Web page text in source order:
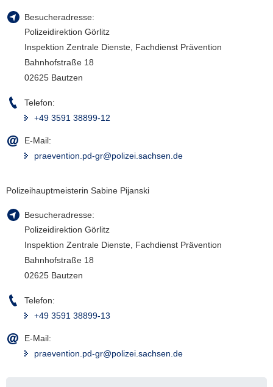
Besucheradresse:
Polizeidirektion Görlitz
Inspektion Zentrale Dienste, Fachdienst Prävention
Bahnhofstraße 18
02625 Bautzen
Telefon:
+49 3591 38899-12
E-Mail:
praevention.pd-gr@polizei.sachsen.de
Polizeihauptmeisterin Sabine Pijanski
Besucheradresse:
Polizeidirektion Görlitz
Inspektion Zentrale Dienste, Fachdienst Prävention
Bahnhofstraße 18
02625 Bautzen
Telefon:
+49 3591 38899-13
E-Mail:
praevention.pd-gr@polizei.sachsen.de